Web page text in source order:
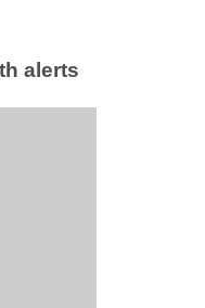
alerts